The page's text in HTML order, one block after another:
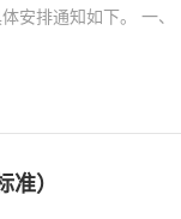
安排通知如下。 一、
）